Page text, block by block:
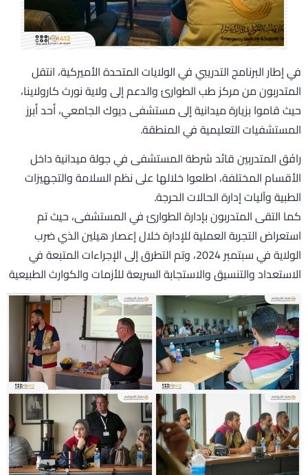
إطار البرنامج التدريبي في الولايات المتحدة الأميركية، انتقل
من مركز طب الطوارئ والدعم إلى ولاية نورث كارولاينا،
قاموا بزيارة ميدانية إلى مستشفى ديوك الجامعي، أحد أبرز
التعليمية في المنطقة.
المتدربين قائد شرطة المستشفى في جولة ميدانية داخل
المختلفة، اطلعوا خلالها على نظم السلامة والتجهيزات
وآليات إدارة الحالات الحرجة.
التقى المتدربون بإدارة الطوارئ في المستشفى، حيث تم
التجربة العملية للإدارة خلال إعصار هيلين الذي ضرب
الولاية في سبتمبر 2024، وتم التطرق إلى الإجراءات المتبعة في
والتنسيق والاستجابة السريعة للأزمات والكوارث الطبيعية